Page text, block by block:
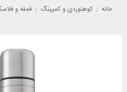
خانه/ کوهنوردی و کمپینگ/ قمقه و فلاسک